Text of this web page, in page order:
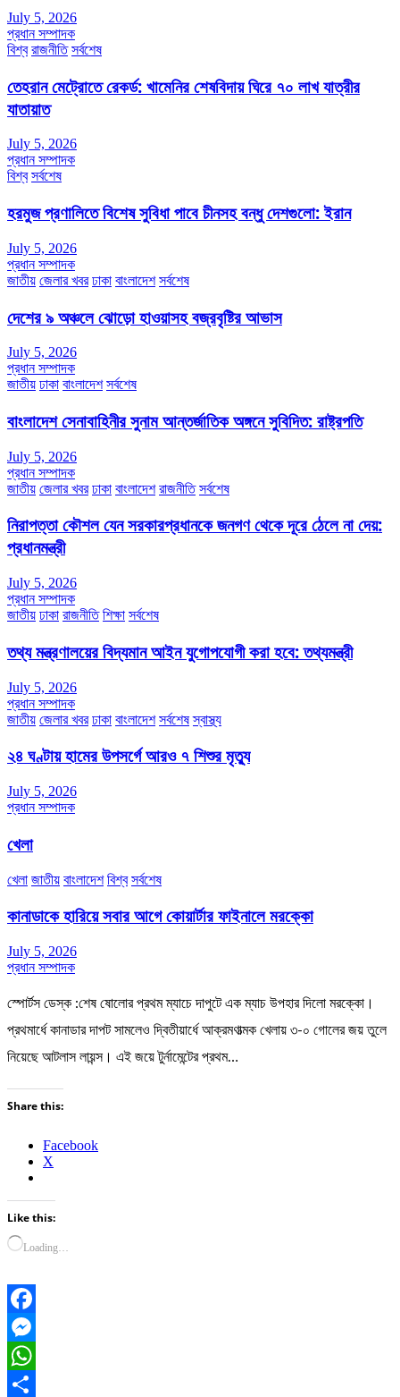
July 5, 2026
প্রধান সম্পাদক
বিশ্ব রাজনীতি সর্বশেষ
তেহরান মেট্রোতে রেকর্ড: খামেনির শেষবিদায় ঘিরে ৭০ লাখ যাত্রীর
যাতায়াত
July 5, 2026
প্রধান সম্পাদক
বিশ্ব সর্বশেষ
হরমুজ প্রণালিতে বিশেষ সুবিধা পাবে চীনসহ বন্ধু দেশগুলো: ইরান
July 5, 2026
প্রধান সম্পাদক
জাতীয় জেলার খবর ঢাকা বাংলাদেশ সর্বশেষ
দেশের ৯ অঞ্চলে ঝোড়ো হাওয়াসহ বজ্রবৃষ্টির আভাস
July 5, 2026
প্রধান সম্পাদক
জাতীয় ঢাকা বাংলাদেশ সর্বশেষ
বাংলাদেশ সেনাবাহিনীর সুনাম আন্তর্জাতিক অঙ্গনে সুবিদিত: রাষ্ট্রপতি
July 5, 2026
প্রধান সম্পাদক
জাতীয় জেলার খবর ঢাকা বাংলাদেশ রাজনীতি সর্বশেষ
নিরাপত্তা কৌশল যেন সরকারপ্রধানকে জনগণ থেকে দূরে ঠেলে না দেয়:
প্রধানমন্ত্রী
July 5, 2026
প্রধান সম্পাদক
জাতীয় ঢাকা রাজনীতি শিক্ষা সর্বশেষ
তথ্য মন্ত্রণালয়ের বিদ্যমান আইন যুগোপযোগী করা হবে: তথ্যমন্ত্রী
July 5, 2026
প্রধান সম্পাদক
জাতীয় জেলার খবর ঢাকা বাংলাদেশ সর্বশেষ স্বাস্থ্য
২৪ ঘণ্টায় হামের উপসর্গে আরও ৭ শিশুর মৃত্যু
July 5, 2026
প্রধান সম্পাদক
খেলা
খেলা জাতীয় বাংলাদেশ বিশ্ব সর্বশেষ
কানাডাকে হারিয়ে সবার আগে কোয়ার্টার ফাইনালে মরক্কো
July 5, 2026
প্রধান সম্পাদক
স্পোর্টস ডেস্ক :শেষ ষোলোর প্রথম ম্যাচে দাপুটে এক ম্যাচ উপহার দিলো মরক্কো।
প্রথমার্ধে কানাডার দাপট সামলেও দ্বিতীয়ার্ধে আক্রমণাত্মক খেলায় ৩-০ গোলের জয় তুলে
নিয়েছে আটলাস লায়ন্স। এই জয়ে টুর্নামেন্টের প্রথম…
Share this:
Facebook
X
Like this:
Loading…
Facebook
Messenger
WhatsApp